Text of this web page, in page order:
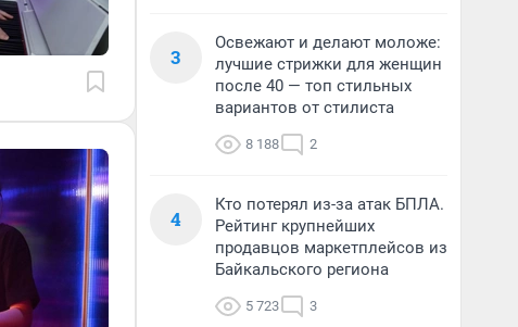
3
Освежают и делают моложе:
лучшие стрижки для женщин
после 40 — топ стильных
вариантов от стилиста
8 188 2
4
Кто потерял из-за атак БПЛА.
Рейтинг крупнейших
продавцов маркетплейсов из
Байкальского региона
5 723 3